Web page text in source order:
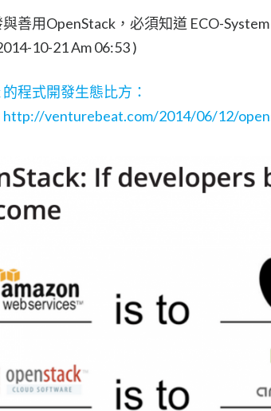
善用OpenStack，必須知道 ECO-
10-21 Am 06:53 )
程式開發生態比方：
http://venturebeat.com/2014/06/12/